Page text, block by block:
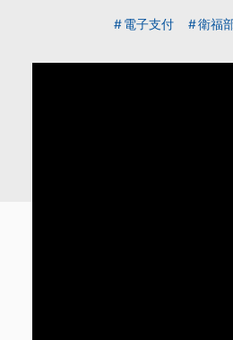
電子支付 衛福